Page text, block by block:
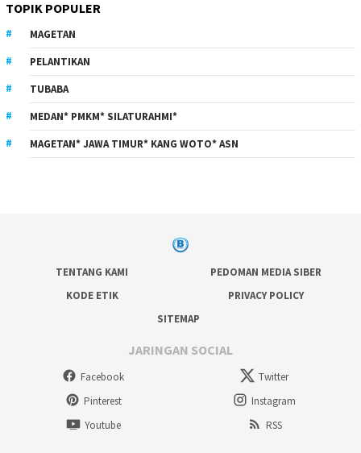
TOPIK POPULER
MAGETAN
PELANTIKAN
TUBABA
MEDAN* PMKM* SILATURAHMI*
MAGETAN* JAWA TIMUR* KANG WOTO* ASN
TENTANG KAMI
PEDOMAN MEDIA SIBER
KODE ETIK
PRIVACY POLICY
SITEMAP
JARINGAN SOCIAL
Facebook
Twitter
Pinterest
Instagram
Youtube
RSS